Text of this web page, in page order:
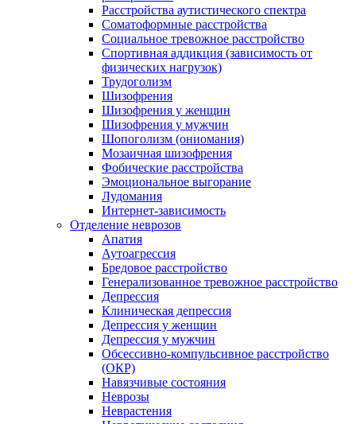
Расстройства аутистического спектра
Соматоформные расстройства
Социальное тревожное расстройство
Спортивная аддикция (зависимость от
физических нагрузок)
Трудоголизм
Шизофрения
Шизофрения у женщин
Шизофрения у мужчин
Шопоголизм (ониомания)
Мозаичная шизофрения
Фобические расстройства
Эмоциональное выгорание
Лудомания
Интернет-зависимость
Отделение неврозов
Апатия
Аутоагрессия
Бредовое расстройство
Генерализованное тревожное расстройство
Депрессия
Клиническая депрессия
Депрессия у женщин
Депрессия у мужчин
Обсессивно-компульсивное расстройство
(ОКР)
Навязчивые состояния
Неврозы
Неврастения